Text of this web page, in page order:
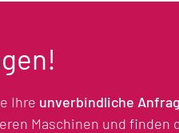
Ihre unverbindliche
Maschinen und finden